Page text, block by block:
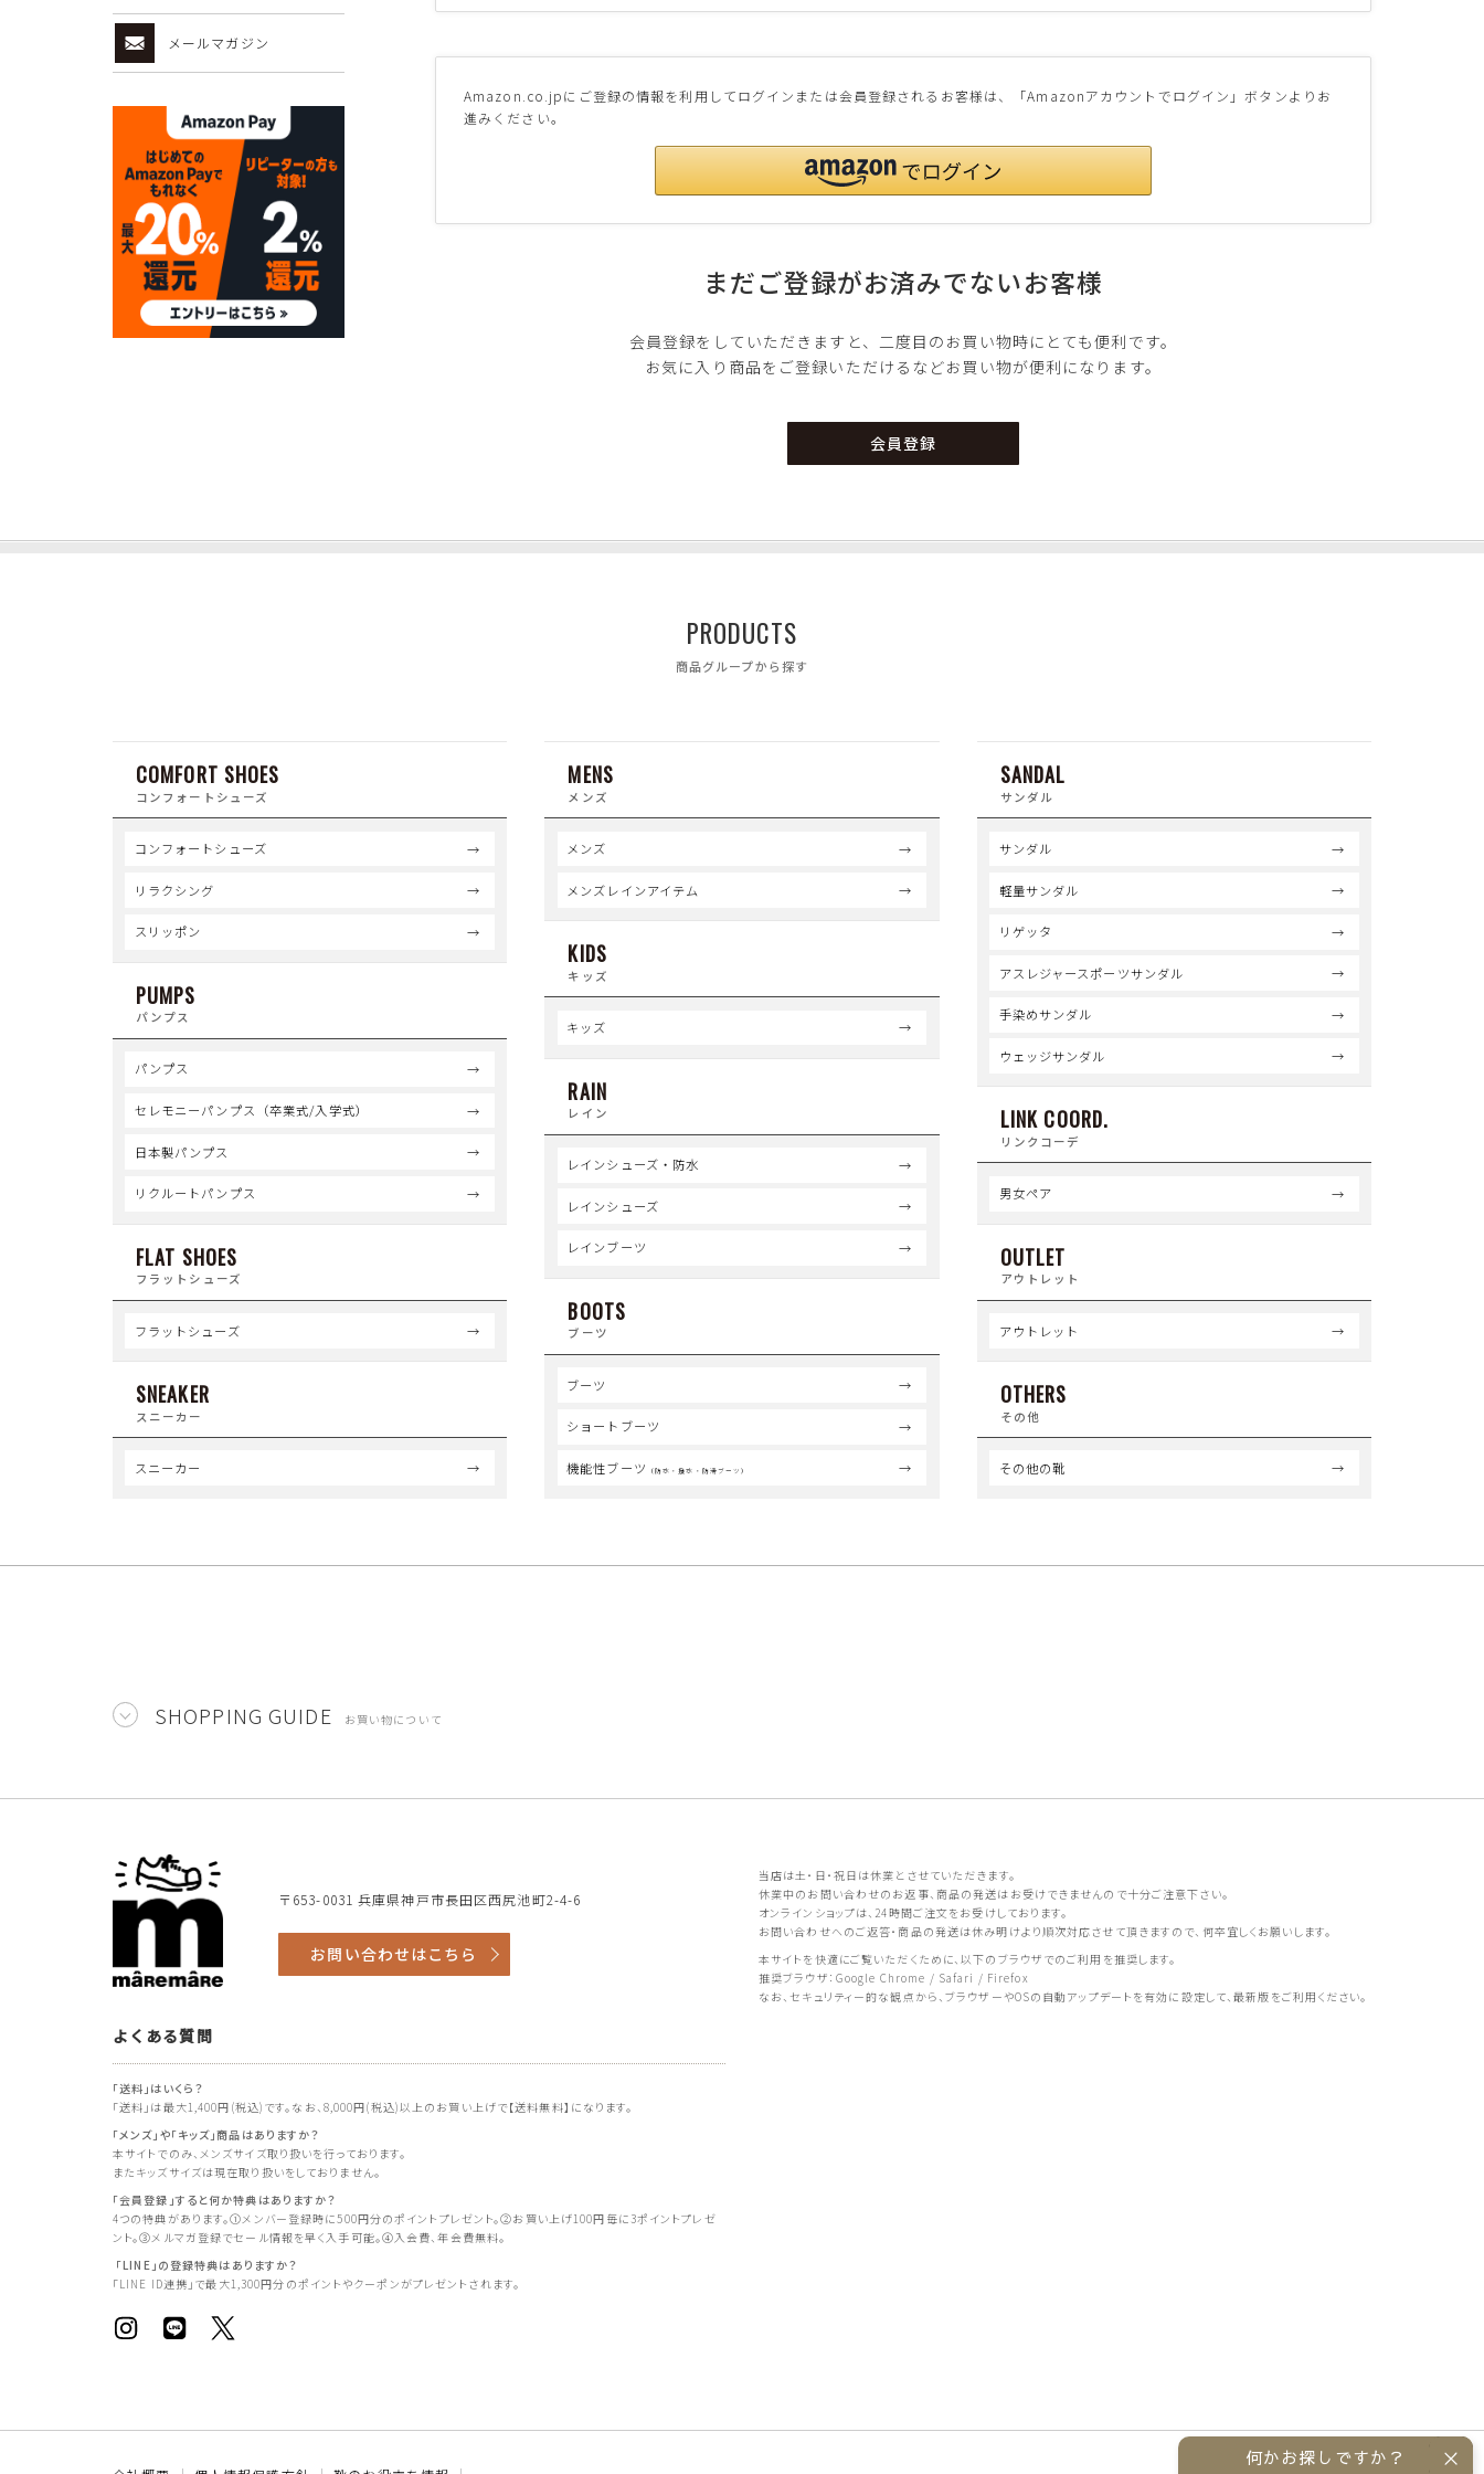
Amazon.co.jpにご登録の情報を利用してログインまたは会員登録されるお客様は、「Amazonアカウントでログイン」ボタンよりお
進みください。
まだご登録がお済みでないお客様
会員登録をしていただきますと、二度目のお買い物時にとても便利です。
お気に入り商品をご登録いただけるなどお買い物が便利になります。
会員登録
メールマガジン
PRODUCTS
商品グループから探す
COMFORT SHOES
コンフォートシューズ
コンフォートシューズ
リラクシング
スリッポン
PUMPS
パンプス
パンプス
セレモニーパンプス（卒業式/入学式）
日本製パンプス
リクルートパンプス
FLAT SHOES
フラットシューズ
フラットシューズ
SNEAKER
スニーカー
スニーカー
MENS
メンズ
メンズ
メンズレインアイテム
KIDS
キッズ
キッズ
RAIN
レイン
レインシューズ・防水
レインシューズ
レインブーツ
BOOTS
ブーツ
ブーツ
ショートブーツ
機能性ブーツ （防水・撥水・防滑ブーツ）
SANDAL
サンダル
サンダル
軽量サンダル
リゲッタ
アスレジャースポーツサンダル
手染めサンダル
ウェッジサンダル
LINK COORD.
リンクコーデ
男女ペア
OUTLET
アウトレット
アウトレット
OTHERS
その他
その他の靴
SHOPPING GUIDE お買い物について
〒653-0031 兵庫県神戸市長田区西尻池町2-4-6
お問い合わせはこちら
よくある質問
「送料」はいくら？
「送料」は最大1,400円(税込)です。なお、8,000円(税込)以上のお買い上げで【送料無料】になります。
「メンズ」や「キッズ」商品はありますか？
本サイトでのみ、メンズサイズ取り扱いを行っております。
またキッズサイズは現在取り扱いをしておりません。
「会員登録」すると何か特典はありますか？
4つの特典があります。①メンバー登録時に500円分のポイントプレゼント。②お買い上げ100円毎に3ポイントプレゼ
ント。③メルマガ登録でセール情報を早く入手可能。④入会費、年会費無料。
「LINE」の登録特典はありますか？
「LINE ID連携」で最大1,300円分のポイントやクーポンがプレゼントされます。
当店は土・日・祝日は休業とさせていただきます。
休業中のお問い合わせのお返事、商品の発送はお受けできませんので十分ご注意下さい。
オンラインショップは、24時間ご注文をお受けしております。
お問い合わせへのご返答・商品の発送は休み明けより順次対応させて頂きますので、何卒宜しくお願いします。
本サイトを快適にご覧いただくために、以下のブラウザでのご利用を推奨します。
推奨ブラウザ：Google Chrome / Safari / Firefox
なお、セキュリティー的な観点から、ブラウザーやOSの自動アップデートを有効に設定して、最新版をご利用ください。
27cm
28cm
上記条件で絞り込む
何かお探しですか？